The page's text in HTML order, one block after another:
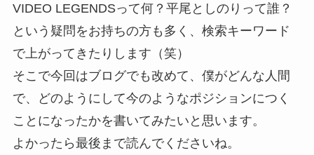
VIDEO LEGENDSって何？平尾としのりって誰？
という疑問をお持ちの方も多く、検索キーワード
で上がってきたりします（笑）
そこで今回はブログでも改めて、僕がどんな人間
で、どのようにして今のようなポジションにつく
ことになったかを書いてみたいと思います。
よかったら最後まで読んでくださいね。